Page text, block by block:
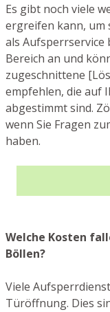
Es gibt noch viele
ergreifen kann, um
als Aufsperrservice
Bereich an und
zugeschnittene
empfehlen, die auf
abgestimmt sind.
wenn Sie Fragen
haben.
Welche Kosten
Böllen?
Viele
Türöffnung. Dies